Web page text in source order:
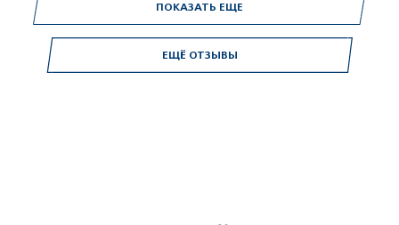
ЕЩЁ ОТЗЫВЫ
ПОКАЗАТЬ ЕЩЕ